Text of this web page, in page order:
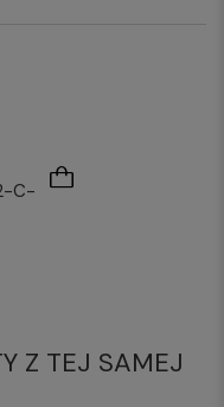
C-
Z TEJ SAMEJ